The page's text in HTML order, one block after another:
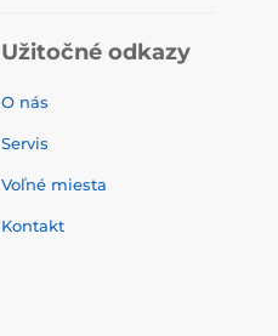
Užitočné odkazy
O nás
Servis
Voľné miesta
Kontakt